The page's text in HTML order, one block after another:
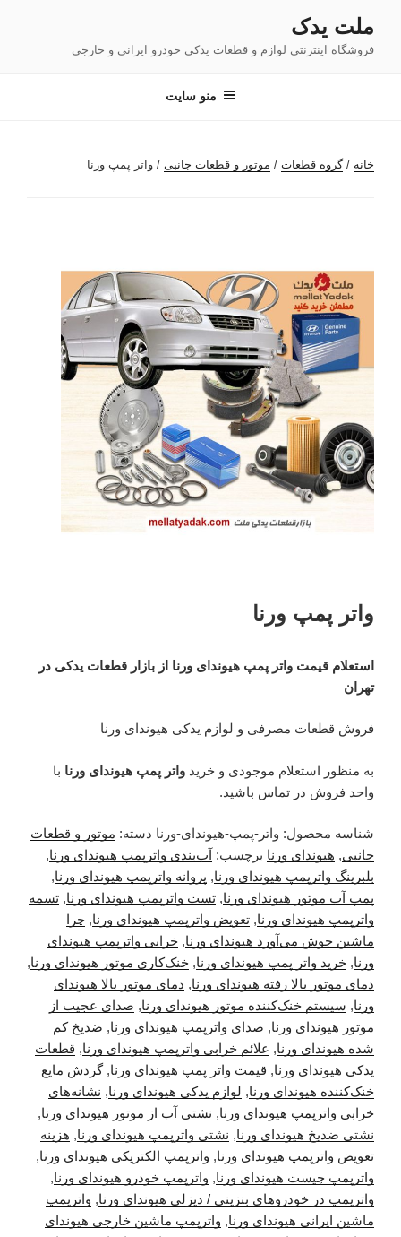
محتوا
ملت یدک
فروشگاه اینترنتی لوازم و قطعات یدکی خودرو ایرانی و خارجی
منو سایت
خانه /گروه قطعات / موتور و قطعات جانبی / واتر پمپ ورنا
واتر پمپ ورنا
استعلام قیمت واتر پمپ هیوندای ورنا از بازار قطعات یدکی در
تهران
فروش قطعات مصرفی و لوازم یدکی هیوندای ورنا
به منظور استعلام موجودی و خرید واتر پمپ هیوندای ورنا با
واحد فروش در تماس باشید.
شناسه محصول: واتر-پمپ-هیوندای-ورنا دسته: موتور و قطعات
جانبی, هیوندای ورنا برچسب: آب‌بندی واترپمپ هیوندای ورنا,
بلبرینگ واترپمپ هیوندای ورنا, پروانه واترپمپ هیوندای ورنا,
پمپ آب موتور هیوندای ورنا, تست واترپمپ هیوندای ورنا, تسمه
واترپمپ هیوندای ورنا, تعویض واترپمپ هیوندای ورنا, چرا
ماشین جوش می‌آورد هیوندای ورنا, خرابی واترپمپ هیوندای
ورنا, خرید واتر پمپ هیوندای ورنا, خنک‌کاری موتور هیوندای ورنا,
دمای موتور بالا رفته هیوندای ورنا, دمای موتور بالا هیوندای
ورنا, سیستم خنک‌کننده موتور هیوندای ورنا, صدای عجیب از
موتور هیوندای ورنا, صدای واترپمپ هیوندای ورنا, ضدیخ کم
شده هیوندای ورنا, علائم خرابی واترپمپ هیوندای ورنا, قطعات
یدکی هیوندای ورنا, قیمت واتر پمپ هیوندای ورنا,گردش مایع
خنک‌کننده هیوندای ورنا, لوازم یدکی هیوندای ورنا, نشانه‌های
خرابی واترپمپ هیوندای ورنا, نشتی آب از موتور هیوندای ورنا,
نشتی ضدیخ هیوندای ورنا, نشتی واترپمپ هیوندای ورنا, هزینه
تعویض واترپمپ هیوندای ورنا, واترپمپ الکتریکی هیوندای ورنا,
واترپمپ چیست هیوندای ورنا, واترپمپ خودرو هیوندای ورنا,
واترپمپ در خودروهای بنزینی / دیزلی هیوندای ورنا, واترپمپ
ماشین ایرانی هیوندای ورنا, واترپمپ ماشین خارجی هیوندای